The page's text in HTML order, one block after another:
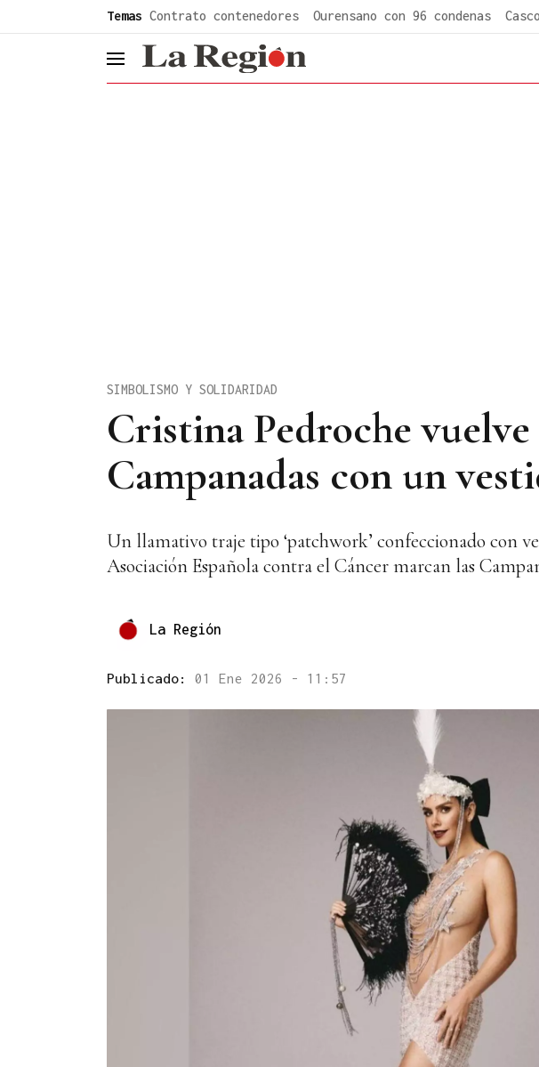
Temas Contrato contenedores Ourensano con 96 condenas
header.menu.open
Cristina Pedroche
Campanadas con un
SIMBOLISMO Y SOLIDARIDAD
Un llamativo traje tipo ‘patchwork’ confeccionado con
Asociación Española contra el Cáncer marcan las
La Región
Publicado: 01 Ene 2026 - 11:57